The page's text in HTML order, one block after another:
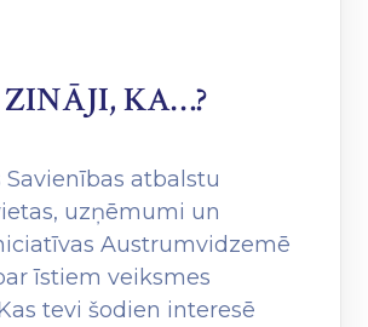
KA…?
Savienības atbalstu
uzņēmumi un
Austrumvidzemē
īstiem veiksmes
tevi šodien interesē